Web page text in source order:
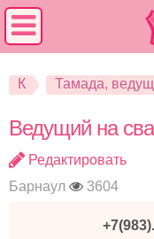
К Тамада,
Ведущий на
Редактировать
Барнаул
3604